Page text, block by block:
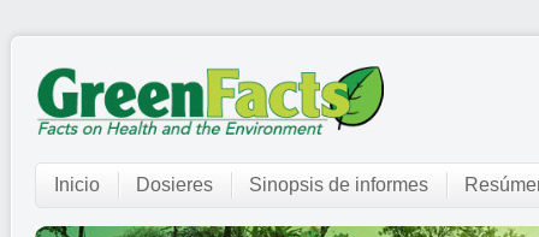
Inicio Dosieres Sinopsis de informes